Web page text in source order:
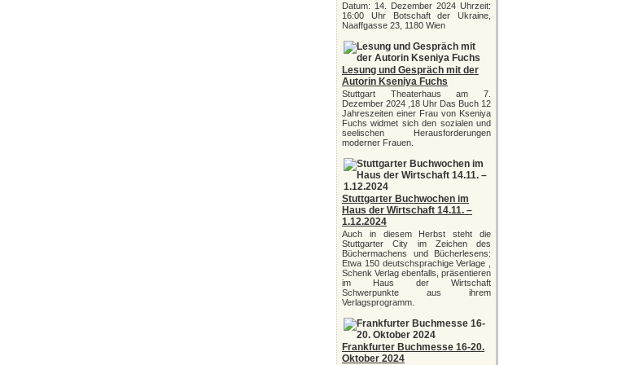
Datum: 14. Dezember 2024 Uhrzeit:
16:00 Uhr Botschaft der Ukraine,
Naaffgasse 23, 1180 Wien
Lesung und Gespräch mit der
Autorin Kseniya Fuchs
Stuttgart Theaterhaus am 7.
Dezember 2024 ,18 Uhr Das Buch 12
Jahreszeiten einer Frau von Kseniya
Fuchs widmet sich den sozialen und
seelischen Herausforderungen
moderner Frauen.
Stuttgarter Buchwochen im
Haus der Wirtschaft 14.11. –
1.12.2024
Auch in diesem Herbst steht die
Stuttgarter City im Zeichen des
Büchermachens und Bücherlesens:
Etwa 150 deutschsprachige Verlage ,
Schenk Verlag ebenfalls, präsentieren
im Haus der Wirtschaft
Schwerpunkte aus ihrem
Verlagsprogramm.
Frankfurter Buchmesse 16-20.
Oktober 2024